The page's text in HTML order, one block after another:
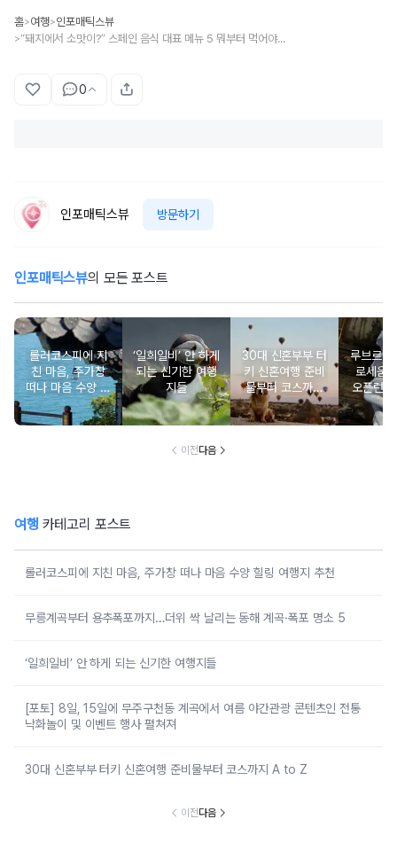
홈>여행>인포매틱스뷰
> “돼지에서 소맛이?” 스페인 음식 대표 메뉴 5 뭐부터 먹어야 할까
0
인포매틱스뷰 방문하기
인포매틱스뷰의 모든 포스트
롤러코스피에 지
친 마음, 주가창
떠나 마음 수양 힐
링 여행지 추천
‘일희일비’ 안 하게
되는 신기한 여행
지들
30대 신혼부부 터
키 신혼여행 준비
물부터 코스까지
A to Z
루브르는
로세움
오픈런
답은 아
광지
이전다음
여행 카테고리 포스트
롤러코스피에 지친 마음, 주가창 떠나 마음 수양 힐링 여행지 추천
무릉계곡부터 용추폭포까지…더위 싹 날리는 동해 계곡·폭포 명소 5
‘일희일비’ 안 하게 되는 신기한 여행지들
[포토] 8일, 15일에 무주구천동 계곡에서 여름 야간관광 콘텐츠인 전통
낙화놀이 및 이벤트 행사 펼쳐져
30대 신혼부부 터키 신혼여행 준비물부터 코스까지 A to Z
이전다음